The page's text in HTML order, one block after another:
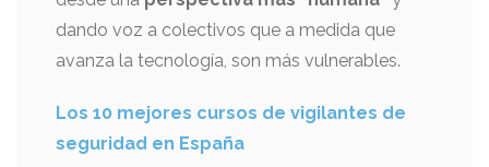
dando voz a colectivos que a medida que
avanza la tecnología, son más vulnerables.
Los 10 mejores cursos de vigilantes de
seguridad en España